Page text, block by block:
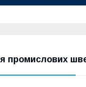
промислових